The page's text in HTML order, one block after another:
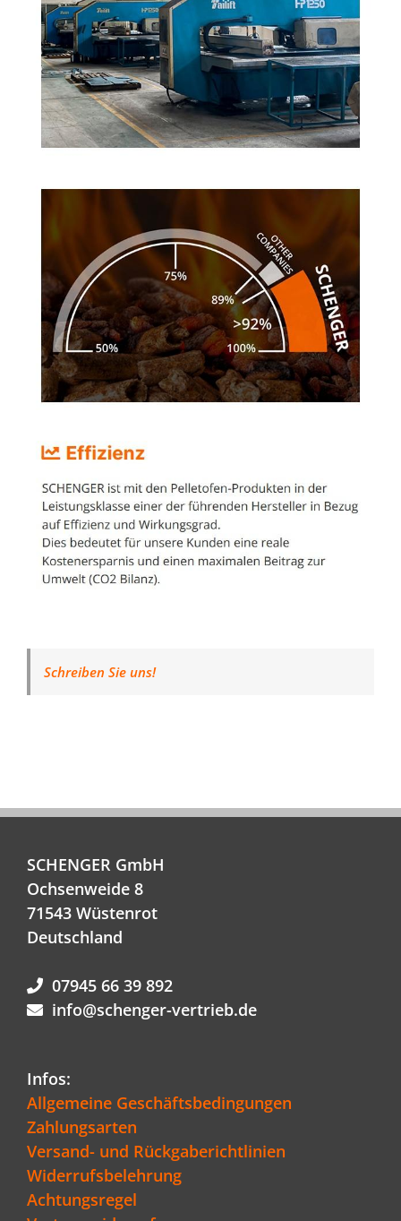
Schreiben Sie uns!
SCHENGER GmbH
Ochsenweide 8
71543 Wüstenrot
Deutschland
07945 66 39 892
info@schenger-vertrieb.de
Infos:
Allgemeine Geschäftsbedingungen
Zahlungsarten
Versand- und Rückgaberichtlinien
Widerrufsbelehrung
Achtungsregel